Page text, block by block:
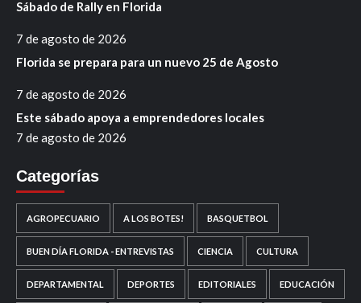
Sábado de Rally en Florida
7 de agosto de 2026
Florida se prepara para un nuevo 25 de Agosto
7 de agosto de 2026
Este sábado apoya a emprendedores locales
7 de agosto de 2026
Categorías
AGROPECUARIO A LOS BOTES! BASQUETBOL
BUEN DÍA FLORIDA - ENTREVISTAS CIENCIA CULTURA
DEPARTAMENTAL DEPORTES EDITORIALES EDUCACIÓN